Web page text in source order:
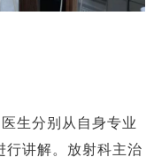
生分别从自身专业
行讲解。放射科主治